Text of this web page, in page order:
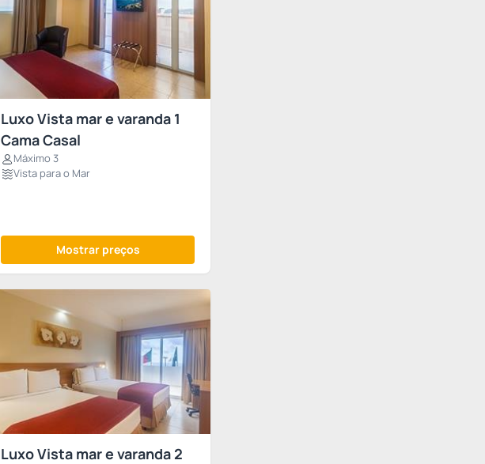
Luxo Vista mar e varanda 1
Cama Casal
Máximo 3
Vista para o Mar
Mostrar preços
Luxo Vista mar e varanda 2